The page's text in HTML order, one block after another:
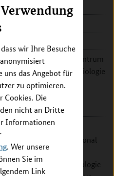
wir Ihre Besuche
uns das Angebot für
zu optimieren.
Cookies. Die
nicht an Dritte
Informationen
. Wer unsere
Sie im
Link
EUR
2026
Krebsforschungszentrum
Abt. Klinische Epidemiologie
(C070)
Feld 581
Heidelberg
werden international
und
Gastroenterologie